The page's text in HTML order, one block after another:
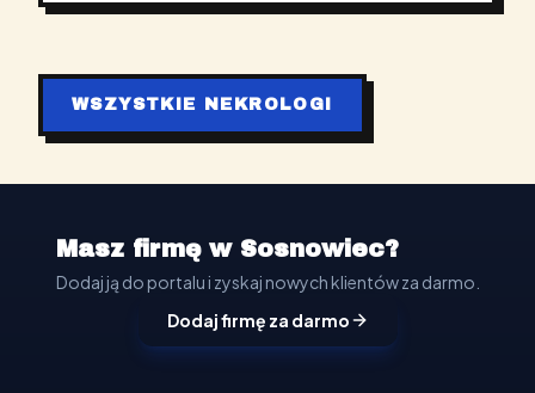
WSZYSTKIE NEKROLOGI
Masz firmę w Sosnowiec?
Dodaj ją do portalu i zyskaj nowych klientów za darmo.
Dodaj firmę za darmo